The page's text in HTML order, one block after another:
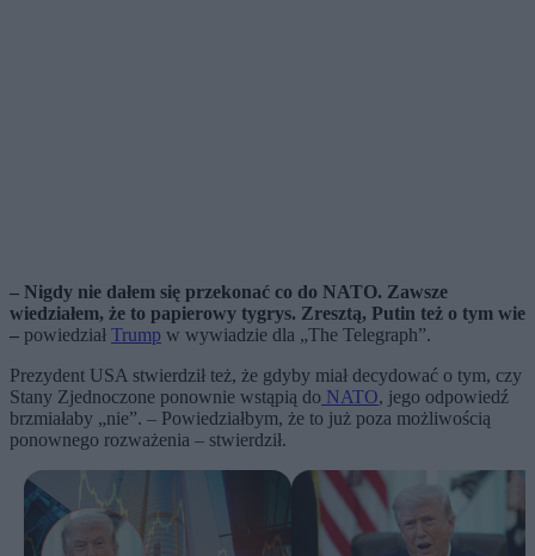
– Nigdy nie dałem się przekonać co do NATO. Zawsze
wiedziałem, że to papierowy tygrys. Zresztą, Putin też o tym wie
– powiedział Trump w wywiadzie dla „The Telegraph”.
Prezydent USA stwierdził też, że gdyby miał decydować o tym, czy
Stany Zjednoczone ponownie wstąpią do NATO, jego odpowiedź
brzmiałaby „nie”. – Powiedziałbym, że to już poza możliwością
ponownego rozważenia – stwierdził.